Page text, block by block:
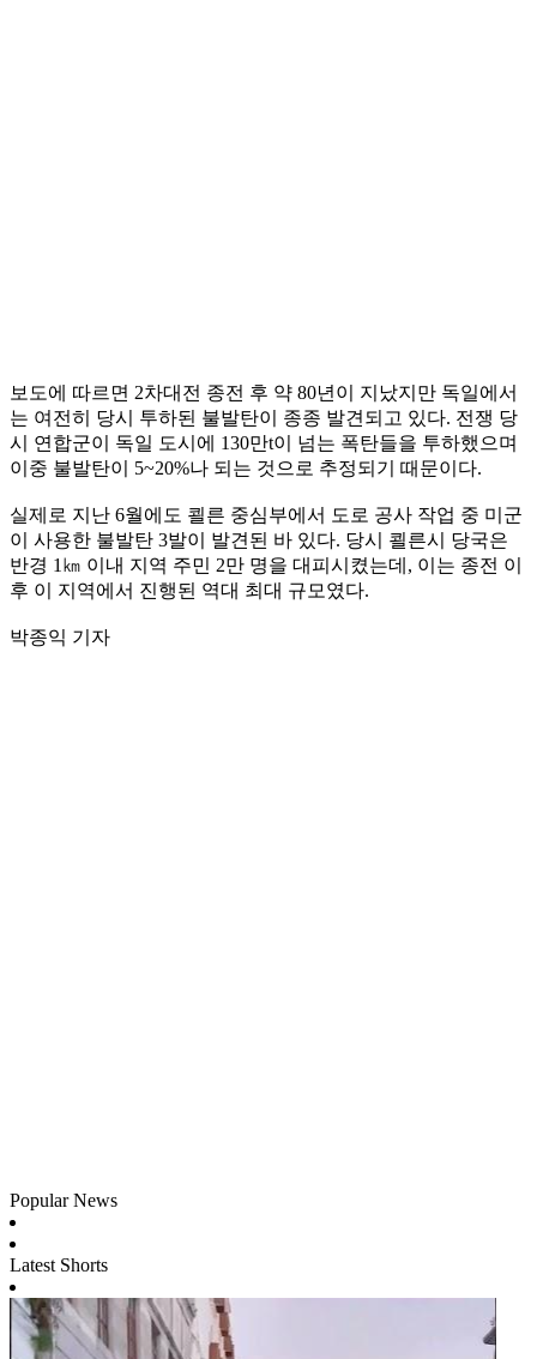
보도에 따르면 2차대전 종전 후 약 80년이 지났지만 독일에서
는 여전히 당시 투하된 불발탄이 종종 발견되고 있다. 전쟁 당
시 연합군이 독일 도시에 130만t이 넘는 폭탄들을 투하했으며
이중 불발탄이 5~20%나 되는 것으로 추정되기 때문이다.
실제로 지난 6월에도 쾰른 중심부에서 도로 공사 작업 중 미군
이 사용한 불발탄 3발이 발견된 바 있다. 당시 쾰른시 당국은
반경 1㎞ 이내 지역 주민 2만 명을 대피시켰는데, 이는 종전 이
후 이 지역에서 진행된 역대 최대 규모였다.
박종익 기자
Popular News
Latest Shorts